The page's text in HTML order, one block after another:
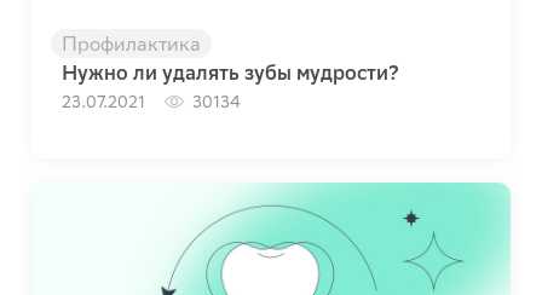
Профилактика
Нужно ли удалять зубы мудрости?
23.07.2021 30134